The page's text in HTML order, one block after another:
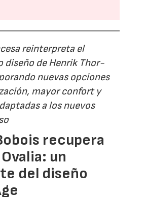
reinterpreta el
diseño de Henrik Thor-
nuevas opciones
mayor confort y
a los nuevos
recupera
un
del diseño